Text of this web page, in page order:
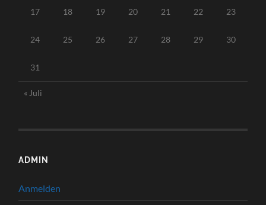
17 18 19 20 21 22 23
24 25 26 27 28 29 30
31
« Juli
ADMIN
Anmelden